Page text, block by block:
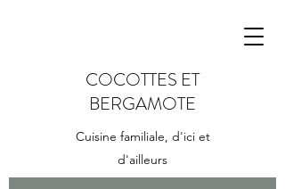
COCOTTES ET
BERGAMOTE
Cuisine familiale, d'ici et
d'ailleurs